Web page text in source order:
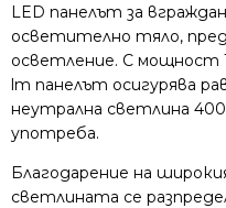
LED панелът за
осветително тяло,
осветление. С мощност
lm панелът осигурява
неутрална светлина
употреба.
Благодарение на
светлината се